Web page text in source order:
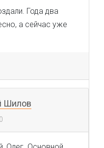
Года два
а сейчас уже
Шилов